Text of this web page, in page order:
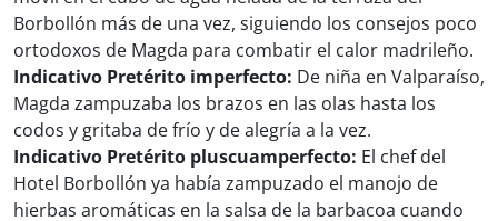
Borbollón más de una vez, siguiendo los consejos poco
ortodoxos de Magda para combatir el calor madrileño.
Indicativo Pretérito imperfecto: De niña en Valparaíso,
Magda zampuzaba los brazos en las olas hasta los
codos y gritaba de frío y de alegría a la vez.
Indicativo Pretérito pluscuamperfecto: El chef del
Hotel Borbollón ya había zampuzado el manojo de
hierbas aromáticas en la salsa de la barbacoa cuando